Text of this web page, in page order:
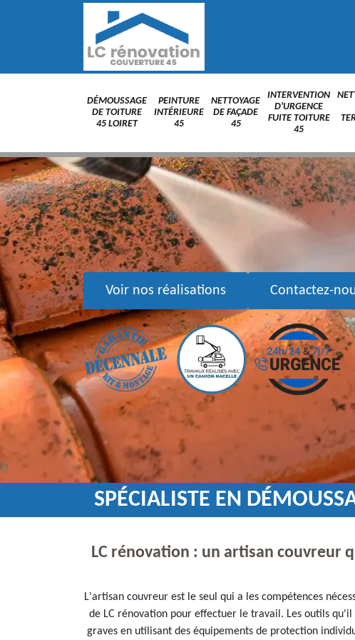
DÉMOUSSAGE
DE TOITURE
45 LOIRET
PEINTURE
INTÉRIEURE
45
NETTOYAGE
DE FAÇADE
45
INTERVENTION
D'URGENCE
FUITE TOITURE
45
Voir nos réalisations Contactez-
SPÉCIALISTE EN
LC rénovation : un artisan couvreur
L'artisan couvreur est le seul qui a les compétences
de LC rénovation pour effectuer le travail. Les outils
graves en utilisant des équipements de protection